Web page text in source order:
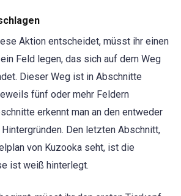
Aktion entscheidet, müsst ihr einen
Feld legen, das sich auf dem Weg
Dieser Weg ist in Abschnitte
fünf oder mehr Feldern
erkennt man an den entweder
Den letzten Abschnitt,
von Kuzooka seht, ist die
ist weiß hinterlegt.